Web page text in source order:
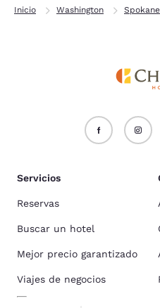
Inicio Washington Spokane
Servicios
Reservas
Buscar un hotel
Mejor precio garantizado
Viajes de negocios